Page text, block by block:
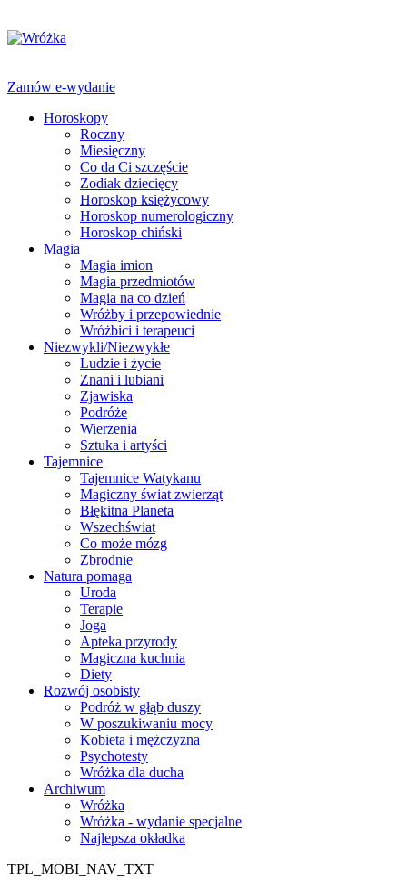
Zamów e-wydanie
Horoskopy
Roczny
Miesięczny
Co da Ci szczęście
Zodiak dziecięcy
Horoskop księżycowy
Horoskop numerologiczny
Horoskop chiński
Magia
Magia imion
Magia przedmiotów
Magia na co dzień
Wróżby i przepowiednie
Wróżbici i terapeuci
Niezwykli/Niezwykłe
Ludzie i życie
Znani i lubiani
Zjawiska
Podróże
Wierzenia
Sztuka i artyści
Tajemnice
Tajemnice Watykanu
Magiczny świat zwierząt
Błękitna Planeta
Wszechświat
Co może mózg
Zbrodnie
Natura pomaga
Uroda
Terapie
Joga
Apteka przyrody
Magiczna kuchnia
Diety
Rozwój osobisty
Podróż w głąb duszy
W poszukiwaniu mocy
Kobieta i mężczyzna
Psychotesty
Wróżka dla ducha
Archiwum
Wróżka
Wróżka - wydanie specjalne
Najlepsza okładka
TPL_MOBI_NAV_TXT